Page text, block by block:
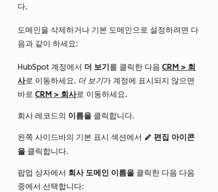
다.
도메인을 삭제하거나 기본 도메인으로 설정하려면 다
음과 같이 하세요:
HubSpot 계정에서 더 보기 를 클릭한 다음 CRM > 회
사로 이동하세요. 더 보기가 계정에 표시되지 않으면
바로 CRM > 회사로 이동하세요.
회사 레코드의 이름을 클릭합니다.
왼쪽 사이드바의 기본 표시 섹션에서 editIcon 편집 아이콘
을 클릭합니다.
팝업 상자에서 회사 도메인 이름을 클릭한 다음 다음
중에서 선택합니다: